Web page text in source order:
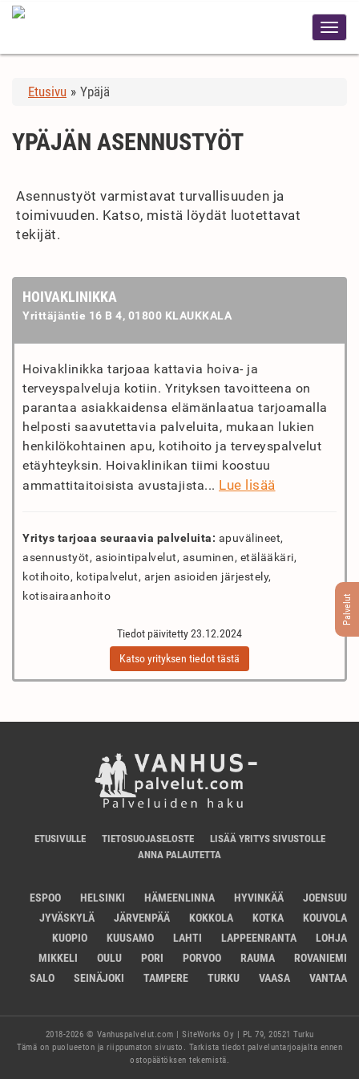
Etusivu » Ypäjä
Palvelut
YPÄJÄN ASENNUSTYÖT
Asennustyöt varmistavat turvallisuuden ja
toimivuuden. Katso, mistä löydät luotettavat
tekijät.
HOIVAKLINIKKA
Yrittäjäntie 16 B 4, 01800 KLAUKKALA
Hoivaklinikka tarjoaa kattavia hoiva- ja
terveyspalveluja kotiin. Yrityksen tavoitteena on
parantaa asiakkaidensa elämänlaatua tarjoamalla
helposti saavutettavia palveluita, mukaan lukien
henkilökohtainen apu, kotihoito ja terveyspalvelut
etäyhteyksin. Hoivaklinikan tiimi koostuu
ammattitaitoisista avustajista... Lue lisää
Yritys tarjoaa seuraavia palveluita: apuvälineet,
asennustyöt, asiointipalvelut, asuminen, etälääkäri,
kotihoito, kotipalvelut, arjen asioiden järjestely,
kotisairaanhoito
Tiedot päivitetty 23.12.2024
Katso yrityksen tiedot tästä
ETUSIVULLE TIETOSUOJASELOSTE
LISÄÄ YRITYS SIVUSTOLLE
ANNA PALAUTETTA
ESPOO HELSINKI HÄMEENLINNA HYVINKÄÄ
JOENSUU
JYVÄSKYLÄ
JÄRVENPÄÄ KOKKOLA KOTKA
KOUVOLA
KUOPIO
KUUSAMO LAHTI LAPPEENRANTA
LOHJA
MIKKELI
OULU PORI PORVOO RAUMA
ROVANIEMI
SALO
SEINÄJOKI TAMPERE TURKU VAASA VANTAA
2018-2026 © Vanhuspalvelut.com | SiteWorks Oy | PL 79, 20521 Turku
Tämä on puolueeton ja riippumaton sivusto. Tarkista tiedot palveluntarjoajalta ennen
ostopäätöksen tekemistä.